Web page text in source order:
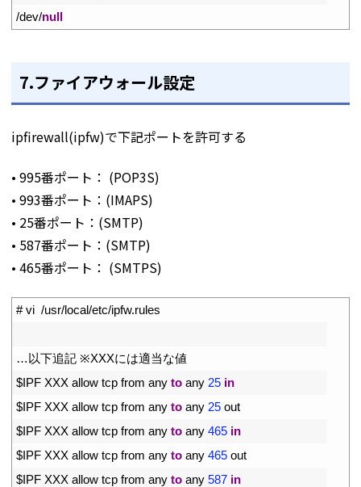
/dev/null
7.ファイアウォール設定
ipfirewall(ipfw)で下記ポートを許可する
• 995番ポート： (POP3S)
• 993番ポート：(IMAPS)
• 25番ポート：(SMTP)
• 587番ポート：(SMTP)
• 465番ポート： (SMTPS)
# vi  /usr/local/etc/ipfw.rules
…以下追記 ※XXXには適当な値
$IPF XXX allow tcp from any to any 25 in
$IPF XXX allow tcp from any to any 25 out
$IPF XXX allow tcp from any to any 465 in
$IPF XXX allow tcp from any to any 465 out
$IPF XXX allow tcp from any to any 587 in